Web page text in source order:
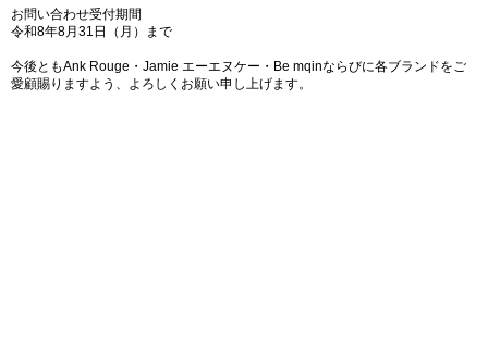
お問い合わせ受付期間
令和8年8月31日（月）まで
今後ともAnk Rouge・Jamie エーエヌケー・Be mqinならびに各ブランドをご
愛顧賜りますよう、よろしくお願い申し上げます。